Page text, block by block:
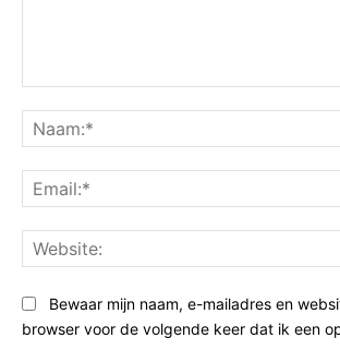
Bewaar mijn naam, e-mailadres en
browser voor de volgende keer dat ik een